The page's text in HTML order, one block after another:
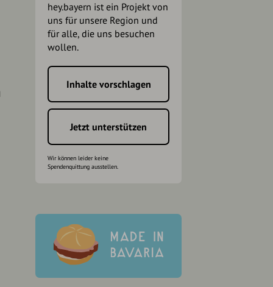
hey.bayern ist ein Projekt von
uns für unsere Region und
für alle, die uns besuchen
wollen.
Inhalte vorschlagen
Jetzt unterstützen
Wir können leider keine
Spendenquittung ausstellen.